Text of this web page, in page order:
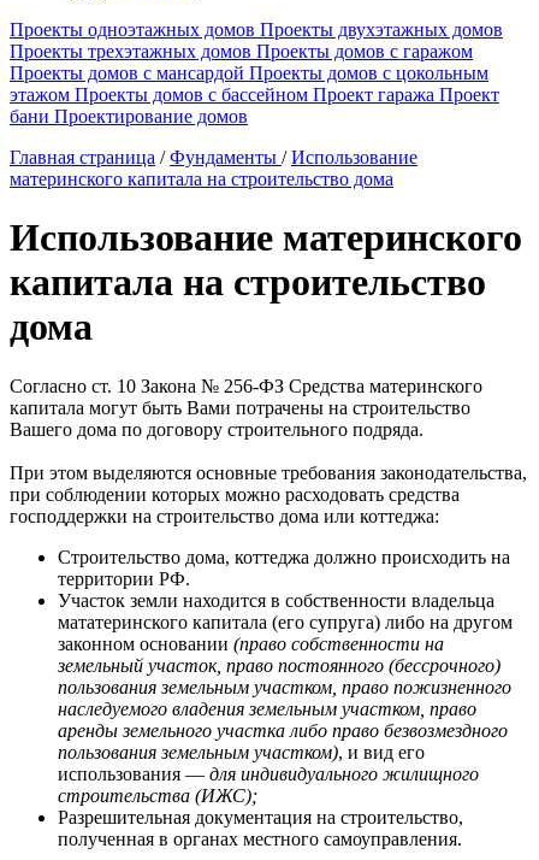
Проекты одноэтажных домов Проекты двухэтажных домов
Проекты трехэтажных домов Проекты домов с гаражом
Проекты домов с мансардой Проекты домов с цокольным
этажом Проекты домов с бассейном Проект гаража Проект
бани Проектирование домов
Главная страница / Фундаменты / Использование
материнского капитала на строительство дома
Использование материнского
капитала на строительство
дома
Согласно ст. 10 Закона № 256-ФЗ Средства материнского
капитала могут быть Вами потрачены на строительство
Вашего дома по договору строительного подряда.
При этом выделяются основные требования законодательства,
при соблюдении которых можно расходовать средства
господдержки на строительство дома или коттеджа:
Строительство дома, коттеджа должно происходить на
территории РФ.
Участок земли находится в собственности владельца
мататеринского капитала (его супруга) либо на другом
законном основании (право собственности на
земельный участок, право постоянного (бессрочного)
пользования земельным участком, право пожизненного
наследуемого владения земельным участком, право
аренды земельного участка либо право безвозмездного
пользования земельным участком), и вид его
использования — для индивидуального жилищного
строительства (ИЖС);
Разрешительная документация на строительство,
полученная в органах местного самоуправления.